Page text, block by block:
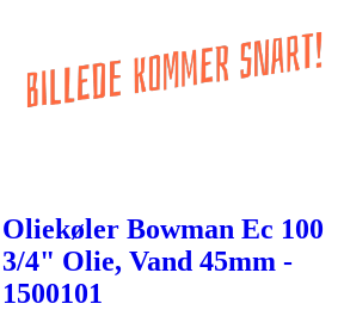
Oliekøler Bowman Ec 100
3/4" Olie, Vand 45mm -
1500101